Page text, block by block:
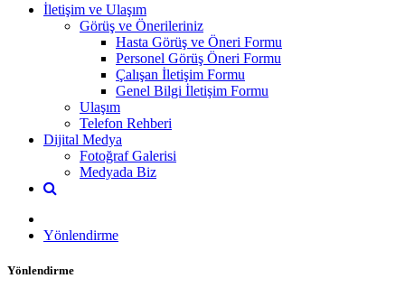
İletişim ve Ulaşım
Görüş ve Önerileriniz
Hasta Görüş ve Öneri Formu
Personel Görüş Öneri Formu
Çalışan İletişim Formu
Genel Bilgi İletişim Formu
Ulaşım
Telefon Rehberi
Dijital Medya
Fotoğraf Galerisi
Medyada Biz
Yönlendirme
Yönlendirme